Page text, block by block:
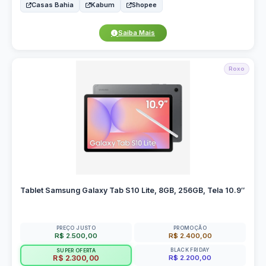
Casas Bahia
Kabum Shopee
Saiba Mais
Roxo
Tablet Samsung Galaxy Tab S10 Lite, 8GB, 256GB, Tela 10.9″
PREÇO JUSTO
R$ 2.500,00
PROMOÇÃO
R$ 2.400,00
SUPER OFERTA
R$ 2.300,00
BLACK FRIDAY
R$ 2.200,00